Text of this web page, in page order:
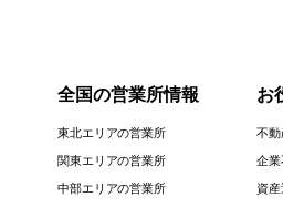
全国の営業所情報
東北エリアの営業所
関東エリアの営業所
中部エリアの営業所
お
不動
企業
資